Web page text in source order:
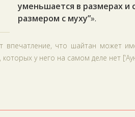
уменьшается в размерах и
размером с муху”».
что шайтан может
у него на самом деле нет